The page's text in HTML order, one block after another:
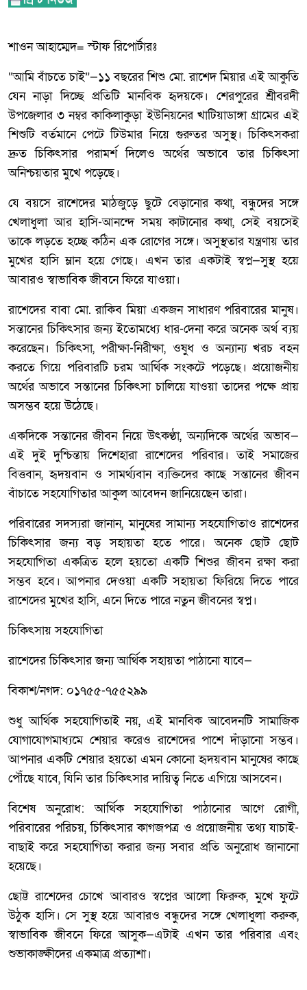
শাওন আহাম্মেদ= স্টাফ রিপোর্টারঃ
“আমি বাঁচতে চাই”—১১ বছরের শিশু মো. রাশেদ মিয়ার এই আকুতি
যেন নাড়া দিচ্ছে প্রতিটি মানবিক হৃদয়কে। শেরপুরের শ্রীবরদী
উপজেলার ৩ নম্বর কাকিলাকুড়া ইউনিয়নের খাটিয়াডাঙ্গা গ্রামের এই
শিশুটি বর্তমানে পেটে টিউমার নিয়ে গুরুতর অসুস্থ। চিকিৎসকরা
দ্রুত চিকিৎসার পরামর্শ দিলেও অর্থের অভাবে তার চিকিৎসা
অনিশ্চয়তার মুখে পড়েছে।
যে বয়সে রাশেদের মাঠজুড়ে ছুটে বেড়ানোর কথা, বন্ধুদের সঙ্গে
খেলাধুলা আর হাসি-আনন্দে সময় কাটানোর কথা, সেই বয়সেই
তাকে লড়তে হচ্ছে কঠিন এক রোগের সঙ্গে। অসুস্থতার যন্ত্রণায় তার
মুখের হাসি ম্লান হয়ে গেছে। এখন তার একটাই স্বপ্ন—সুস্থ হয়ে
আবারও স্বাভাবিক জীবনে ফিরে যাওয়া।
রাশেদের বাবা মো. রাকিব মিয়া একজন সাধারণ পরিবারের মানুষ।
সন্তানের চিকিৎসার জন্য ইতোমধ্যে ধার-দেনা করে অনেক অর্থ ব্যয়
করেছেন। চিকিৎসা, পরীক্ষা-নিরীক্ষা, ওষুধ ও অন্যান্য খরচ বহন
করতে গিয়ে পরিবারটি চরম আর্থিক সংকটে পড়েছে। প্রয়োজনীয়
অর্থের অভাবে সন্তানের চিকিৎসা চালিয়ে যাওয়া তাদের পক্ষে প্রায়
অসম্ভব হয়ে উঠেছে।
একদিকে সন্তানের জীবন নিয়ে উৎকণ্ঠা, অন্যদিকে অর্থের অভাব—
এই দুই দুশ্চিন্তায় দিশেহারা রাশেদের পরিবার। তাই সমাজের
বিত্তবান, হৃদয়বান ও সামর্থ্যবান ব্যক্তিদের কাছে সন্তানের জীবন
বাঁচাতে সহযোগিতার আকুল আবেদন জানিয়েছেন তারা।
পরিবারের সদস্যরা জানান, মানুষের সামান্য সহযোগিতাও রাশেদের
চিকিৎসার জন্য বড় সহায়তা হতে পারে। অনেক ছোট ছোট
সহযোগিতা একত্রিত হলে হয়তো একটি শিশুর জীবন রক্ষা করা
সম্ভব হবে। আপনার দেওয়া একটি সহায়তা ফিরিয়ে দিতে পারে
রাশেদের মুখের হাসি, এনে দিতে পারে নতুন জীবনের স্বপ্ন।
চিকিৎসায় সহযোগিতা
রাশেদের চিকিৎসার জন্য আর্থিক সহায়তা পাঠানো যাবে—
বিকাশ/নগদ: ০১৭৫৫-৭৫৫২৯৯
শুধু আর্থিক সহযোগিতাই নয়, এই মানবিক আবেদনটি সামাজিক
যোগাযোগমাধ্যমে শেয়ার করেও রাশেদের পাশে দাঁড়ানো সম্ভব।
আপনার একটি শেয়ার হয়তো এমন কোনো হৃদয়বান মানুষের কাছে
পৌঁছে যাবে, যিনি তার চিকিৎসার দায়িত্ব নিতে এগিয়ে আসবেন।
বিশেষ অনুরোধ: আর্থিক সহযোগিতা পাঠানোর আগে রোগী,
পরিবারের পরিচয়, চিকিৎসার কাগজপত্র ও প্রয়োজনীয় তথ্য যাচাই-
বাছাই করে সহযোগিতা করার জন্য সবার প্রতি অনুরোধ জানানো
হয়েছে।
ছোট্ট রাশেদের চোখে আবারও স্বপ্নের আলো ফিরুক, মুখে ফুটে
উঠুক হাসি। সে সুস্থ হয়ে আবারও বন্ধুদের সঙ্গে খেলাধুলা করুক,
স্বাভাবিক জীবনে ফিরে আসুক—এটাই এখন তার পরিবার এবং
শুভাকাঙ্ক্ষীদের একমাত্র প্রত্যাশা।